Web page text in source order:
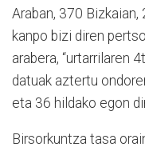
Araban, 370
kanpo bizi diren
arabera, “urtarrilaren
datuak aztertu
eta 36 hildako egon
Birsorkuntza tasa